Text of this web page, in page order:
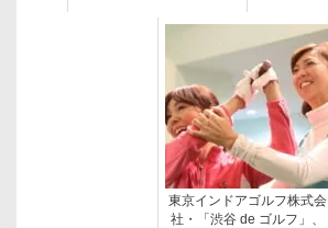
東京インドアゴルフ株式会
社・「渋谷 de ゴルフ」、